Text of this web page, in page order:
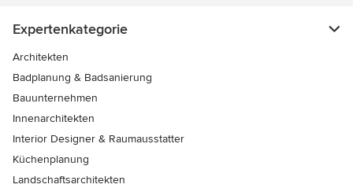
Expertenkategorie
Architekten
Badplanung & Badsanierung
Bauunternehmen
Innenarchitekten
Interior Designer & Raumausstatter
Küchenplanung
Landschaftsarchitekten